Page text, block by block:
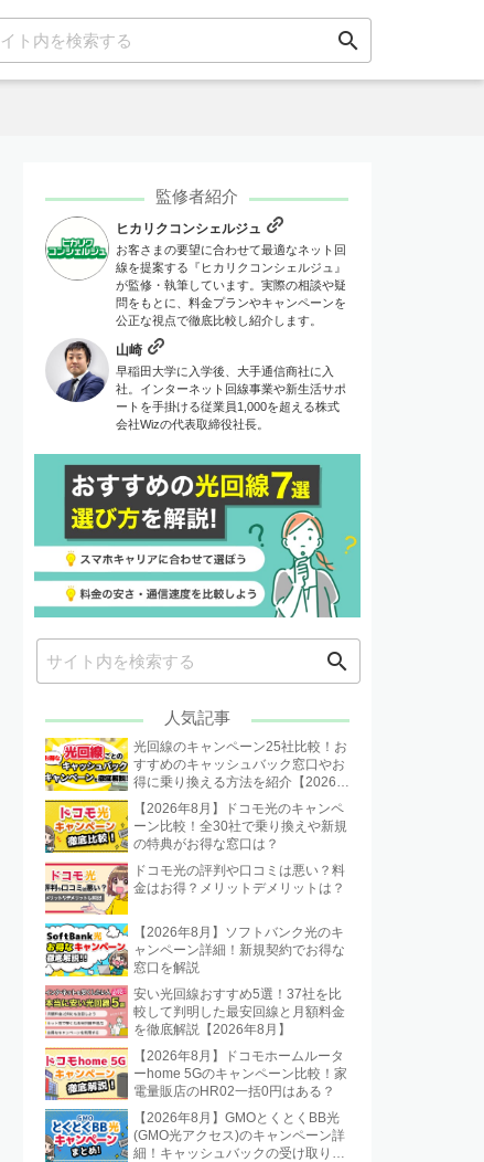
search
監修者紹介
ヒカリクコンシェルジュ
お客さまの要望に合わせて最適なネット回
線を提案する『ヒカリクコンシェルジュ』
が監修・執筆しています。実際の相談や疑
問をもとに、料金プランやキャンペーンを
公正な視点で徹底比較し紹介します。
山崎
早稲田大学に入学後、大手通信商社に入
社。インターネット回線事業や新生活サポ
ートを手掛ける従業員1,000を超える株式
会社Wizの代表取締役社長。
search
人気記事
光回線のキャンペーン25社比較！お
すすめのキャッシュバック窓口やお
得に乗り換える方法を紹介【2026年
8月】
【2026年8月】ドコモ光のキャンペ
ーン比較！全30社で乗り換えや新規
の特典がお得な窓口は？
ドコモ光の評判や口コミは悪い？料
金はお得？メリットデメリットは？
【2026年8月】ソフトバンク光のキ
ャンペーン詳細！新規契約でお得な
窓口を解説
安い光回線おすすめ5選！37社を比
較して判明した最安回線と月額料金
を徹底解説【2026年8月】
【2026年8月】ドコモホームルータ
ーhome 5Gのキャンペーン比較！家
電量販店のHR02一括0円はある？
【2026年8月】GMOとくとくBB光
(GMO光アクセス)のキャンペーン詳
細！キャッシュバックの受け取り方